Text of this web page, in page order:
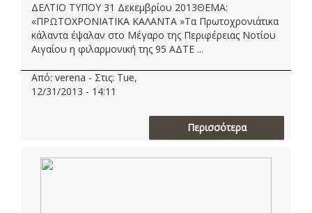
ΔΕΛΤΙΟ ΤΥΠΟΥ 31 Δεκεμβρίου 2013ΘΕΜΑ:
«ΠΡΩΤΟΧΡΟΝΙΑΤΙΚΑ ΚΑΛΑΝΤΑ »Τα Πρωτοχρονιάτικα
κάλαντα έψαλαν στο Μέγαρο της Περιφέρειας Νοτίου
Αιγαίου η φιλαρμονική της 95 ΑΔΤΕ ...
Από: verena - Στις: Tue,
12/31/2013 - 14:11
Περισσότερα